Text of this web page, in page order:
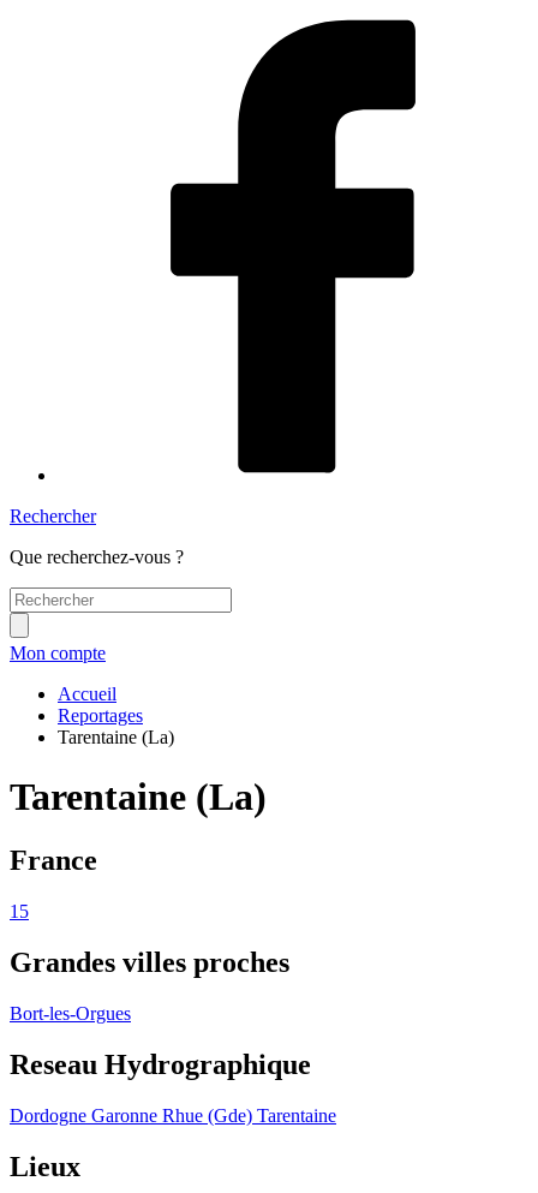
Rechercher
Que recherchez-vous ?
Mon compte
Accueil
Reportages
Tarentaine (La)
Tarentaine (La)
France
15
Grandes villes proches
Bort-les-Orgues
Reseau Hydrographique
Dordogne Garonne Rhue (Gde) Tarentaine
Lieux